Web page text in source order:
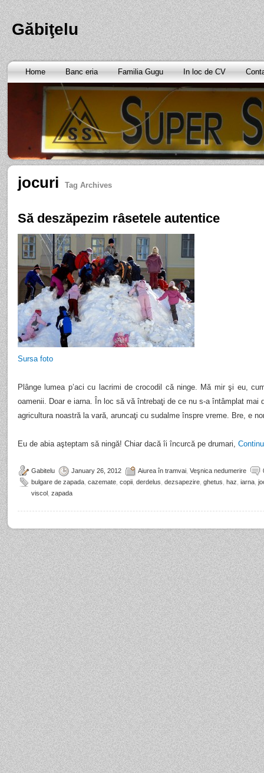
Găbiţelu
Home Banc eria Familia Gugu In loc de CV
jocuri Tag Archives
Să deszăpezim râsetele autentice
Sursa foto
Plânge lumea p’aci cu lacrimi de crocodil că ninge. Mă mir şi eu,
oamenii. Doar e iarna. În loc să vă întrebaţi de ce nu s-a întâmplat mai
agricultura noastră la vară, aruncaţi cu sudalme înspre vreme. Bre, e
Eu de abia aşteptam să ningă! Chiar dacă îi încurcă pe drumari,
Gabitelu January 26, 2012 Aiurea în tramvai Veşnica nedumerire
bulgare de zapada cazemate copii derdelus dezsapezire ghetus haz iarna
viscol zapada